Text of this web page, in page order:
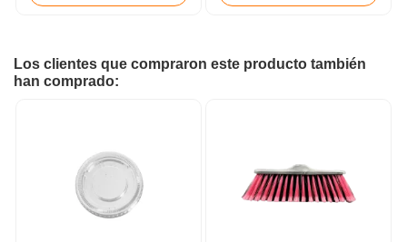
Los clientes que compraron este producto también
han comprado: